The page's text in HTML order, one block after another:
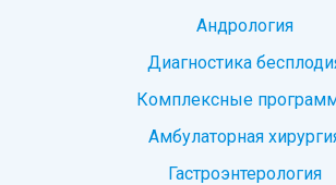
Андрология
Диагностика
Комплексные
Амбулаторная
Гастроэнтерология